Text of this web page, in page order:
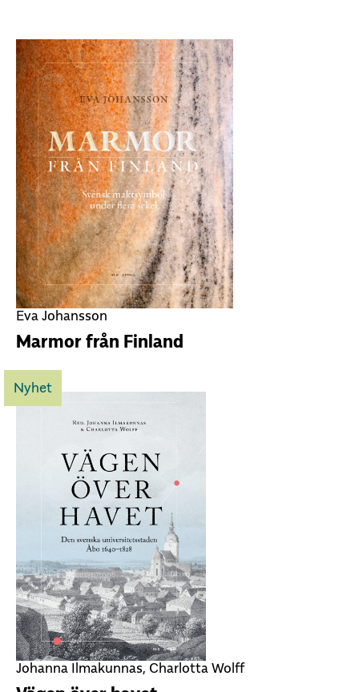
Eva Johansson
Marmor från Finland
Nyhet
Johanna Ilmakunnas, Charlotta Wolff